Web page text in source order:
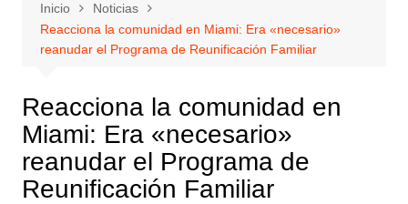
Inicio
Noticias
Reacciona la comunidad en Miami: Era «necesario»
reanudar el Programa de Reunificación Familiar
Reacciona la comunidad en
Miami: Era «necesario»
reanudar el Programa de
Reunificación Familiar